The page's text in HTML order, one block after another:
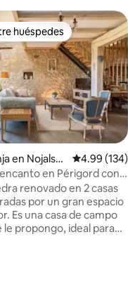
5, 20 reseñas
huéspedes preferido
huéspedes
en Nojals-e
4.99 (134)
en Périgord con
renovado en 2 casas
por un gran espacio
Es una casa de campo
propongo, ideal para